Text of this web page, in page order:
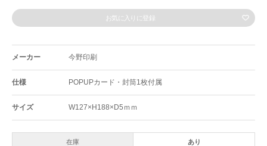
お気に入りに登録
メーカー 今野印刷
仕様 POPUPカード・封筒1枚付属
サイズ W127×H188×D5ｍｍ
在庫 あり